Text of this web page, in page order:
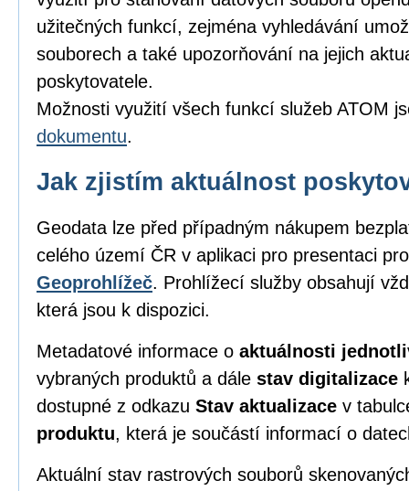
užitečných funkcí, zejména vyhledávání
souborech a také upozorňování na jejich
poskytovatele.
Možnosti využití všech funkcí služeb ATOM
dokumentu.
Jak zjistím aktuálnost
Geodata lze před případným nákupem
celého území ČR v aplikaci pro presentaci
Geoprohlížeč. Prohlížecí služby obsahují
která jsou k dispozici.
Metadatové informace o aktuálnosti
vybraných produktů a dále stav digitalizace
dostupné z odkazu Stav aktualizace v
produktu, která je součástí informací o
Aktuální stav rastrových souborů